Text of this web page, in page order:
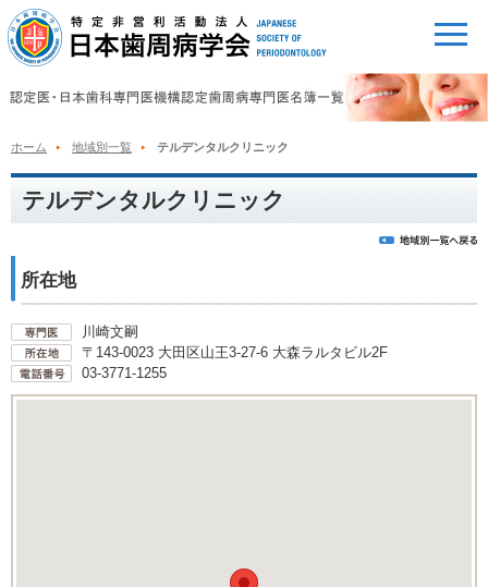
ホーム 地域別一覧 テルデンタルクリニック
テルデンタルクリニック
所在地
川崎文嗣
〒143-0023 大田区山王3-27-6 大森ラルタビル2F
03-3771-1255